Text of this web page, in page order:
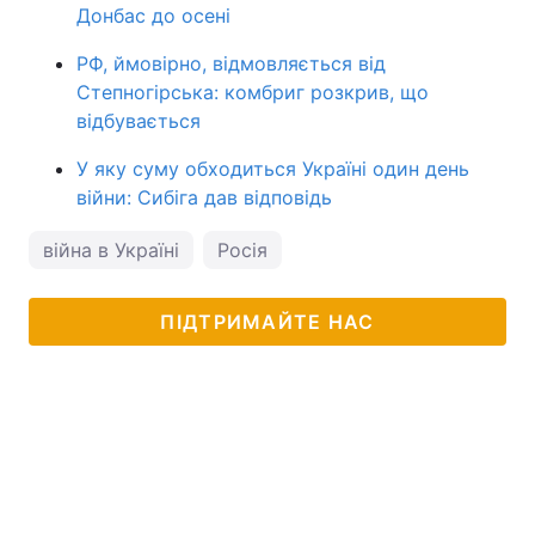
Донбас до осені
РФ, ймовірно, відмовляється від
Степногірська: комбриг розкрив, що
відбувається
У яку суму обходиться Україні один день
війни: Сибіга дав відповідь
війна в Україні Росія
ПІДТРИМАЙТЕ НАС